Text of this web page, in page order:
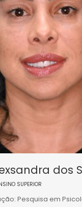
dos
SUPERIOR
Pesquisa em